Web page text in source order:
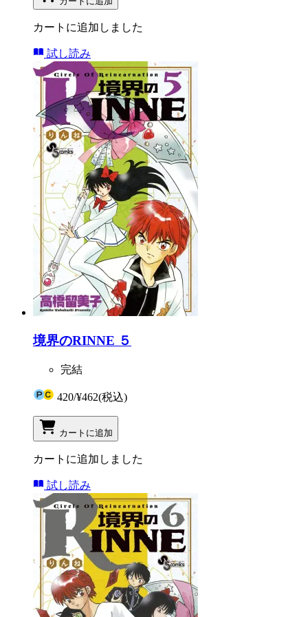
カートに追加しました
試し読み
境界のRINNE ５
完結
420/¥462(税込)
カートに追加
カートに追加しました
試し読み